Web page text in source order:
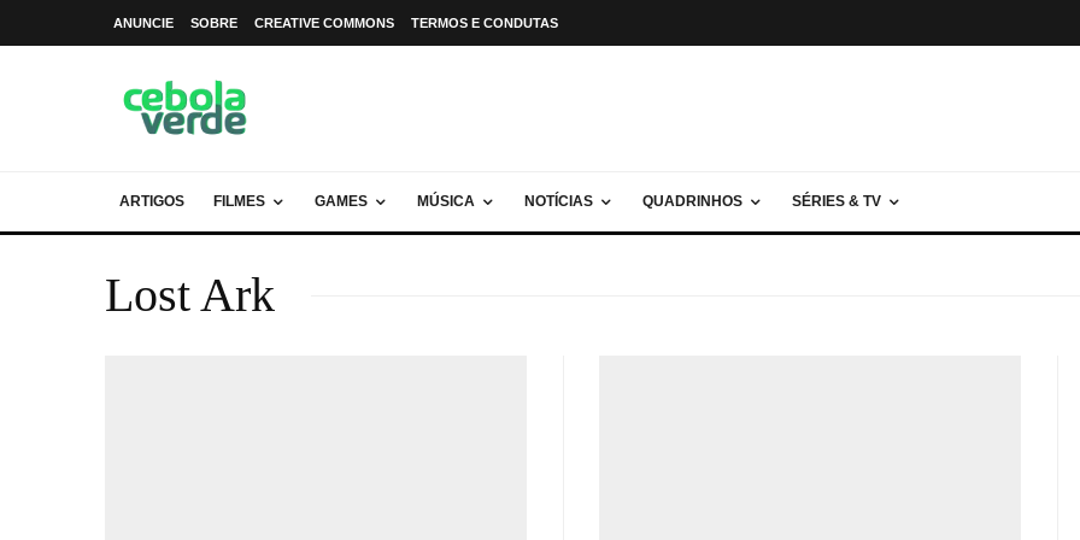
ANUNCIE SOBRE CREATIVE COMMONS TERMOS E CONDUTAS
ARTIGOS FILMES GAMES MÚSICA NOTÍCIAS QUADRINHOS SÉRIES & TV
Lost Ark